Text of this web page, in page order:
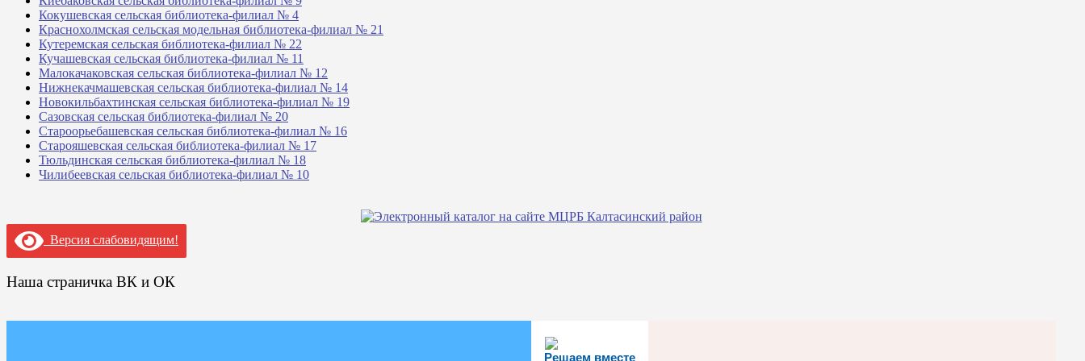
Кокушевская сельская библиотека-филиал № 4
Краснохолмская сельская модельная библиотека-филиал № 21
Кутеремская сельская библиотека-филиал № 22
Кучашевская сельская библиотека-филиал № 11
Малокачаковская сельская библиотека-филиал № 12
Нижнекачмашевская сельская библиотека-филиал № 14
Новокильбахтинская сельская библиотека-филиал № 19
Сазовская сельская библиотека-филиал № 20
Староорьебашевская сельская библиотека-филиал № 16
Старояшевская сельская библиотека-филиал № 17
Тюльдинская сельская библиотека-филиал № 18
Чилибеевская сельская библиотека-филиал № 10
Версия слабовидящим!
Наша страничка ВК и ОК
Решаем вместе